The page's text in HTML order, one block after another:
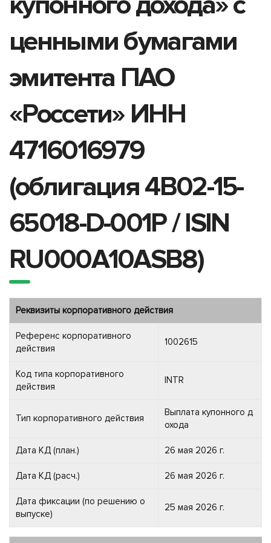
ценными бумагами
эмитента ПАО
«Россети» ИНН
4716016979
(облигация 4B02-15-
65018-D-001P / ISIN
RU000A10ASB8)
Реквизиты корпоративного действия
Референс корпоративного
действия
1002615
Код типа корпоративного
действия
INTR
Тип корпоративного действия
Выплата купонного д
охода
Дата КД (план.) 26 мая 2026 г.
Дата КД (расч.) 26 мая 2026 г.
Дата фиксации (по решению о
выпуске)
25 мая 2026 г.